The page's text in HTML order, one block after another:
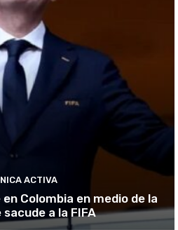
ACTIVA
Colombia en medio de la
a la FIFA